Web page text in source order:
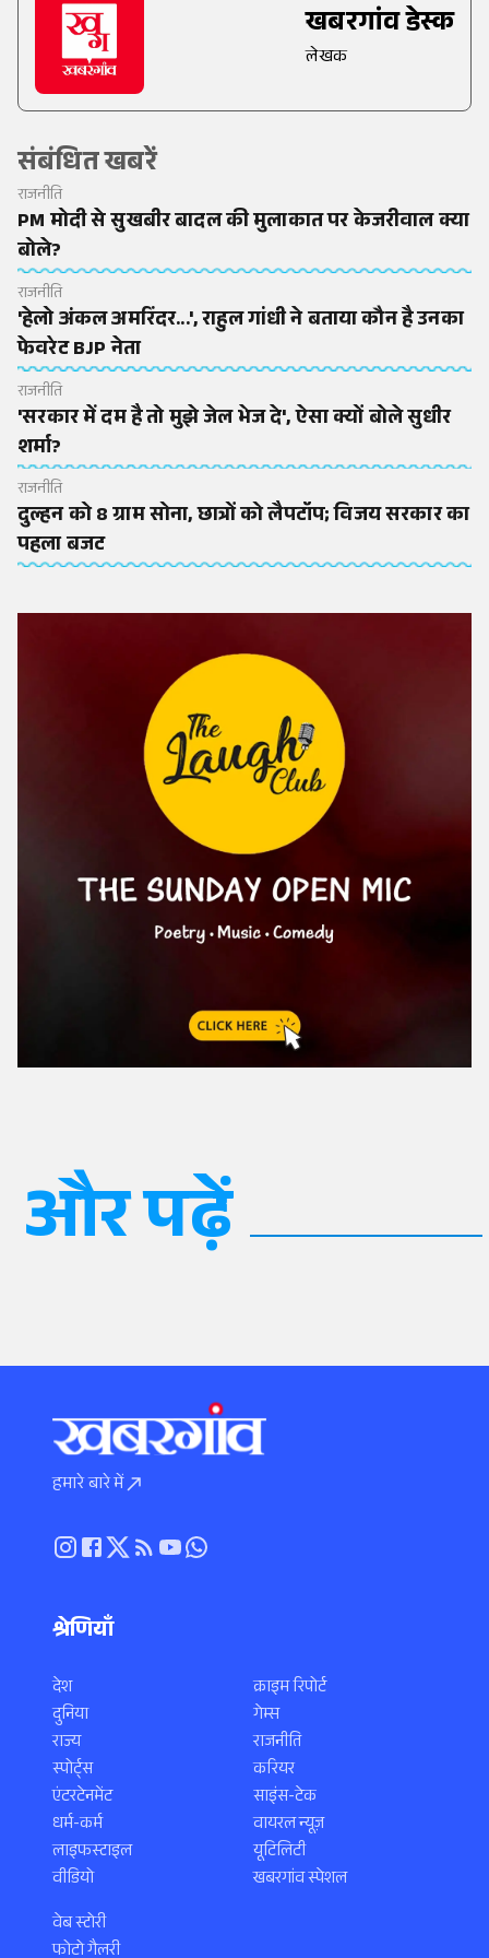
खबरगांव डेस्क
लेखक
संबंधित खबरें
राजनीति
PM मोदी से सुखबीर बादल की मुलाकात पर केजरीवाल क्या
बोले?
राजनीति
'हेलो अंकल अमरिंदर...', राहुल गांधी ने बताया कौन है उनका
फेवरेट BJP नेता
राजनीति
'सरकार में दम है तो मुझे जेल भेज दे', ऐसा क्यों बोले सुधीर
शर्मा?
राजनीति
दुल्हन को 8 ग्राम सोना, छात्रों को लैपटॉप; विजय सरकार का
पहला बजट
और पढ़ें
हमारे बारे में
श्रेणियाँ
देश
दुनिया
राज्य
स्पोर्ट्स
एंटरटेनमेंट
धर्म-कर्म
लाइफस्टाइल
वीडियो
क्राइम रिपोर्ट
गेम्स
राजनीति
करियर
साइंस-टेक
वायरल न्यूज़
यूटिलिटी
खबरगांव स्पेशल
वेब स्टोरी
फोटो गैलरी